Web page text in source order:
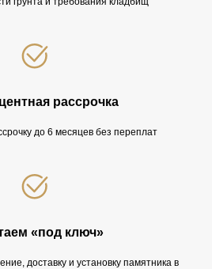
рассрочка
до 6 месяцев без переплат
«под ключ»
доставку и установку памятника в